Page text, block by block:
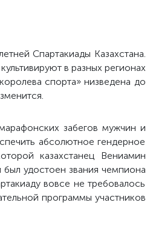
Спартакиады Казахстана.
в разных регионах
спорта» низведена до
забегов мужчин и
абсолютное гендерное
казахстанец Вениамин
удостоен звания чемпиона
вовсе не требовалось
программы участников